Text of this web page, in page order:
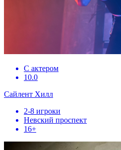
С актером
10.0
Сайлент Хилл
2-8 игроки
Невский проспект
16+